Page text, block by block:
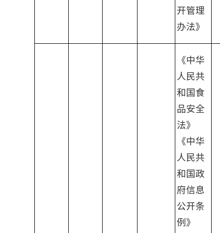
开管理
办法》
《中华
人民共
和国食
品安全
法》
《中华
人民共
和国政
府信息
公开条
例》